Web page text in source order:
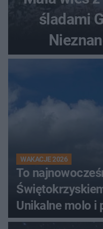
śladami
WAKACJE 2026
To
Unikalne molo i